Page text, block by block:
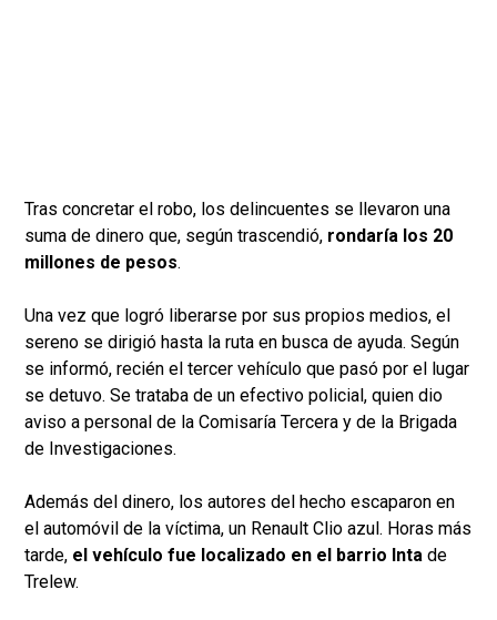
Tras concretar el robo, los delincuentes se llevaron una
suma de dinero que, según trascendió, rondaría los 20
millones de pesos.
Una vez que logró liberarse por sus propios medios, el
sereno se dirigió hasta la ruta en busca de ayuda. Según
se informó, recién el tercer vehículo que pasó por el lugar
se detuvo. Se trataba de un efectivo policial, quien dio
aviso a personal de la Comisaría Tercera y de la Brigada
de Investigaciones.
Además del dinero, los autores del hecho escaparon en
el automóvil de la víctima, un Renault Clio azul. Horas más
tarde, el vehículo fue localizado en el barrio Inta de
Trelew.